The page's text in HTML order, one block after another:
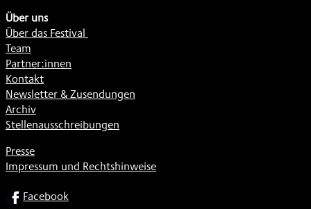
Über uns
Über das Festival
Team
Partner:innen
Kontakt
Newsletter & Zusendungen
Archiv
Stellenausschreibungen
Presse
Impressum und Rechtshinweise
SOCIALFacebook